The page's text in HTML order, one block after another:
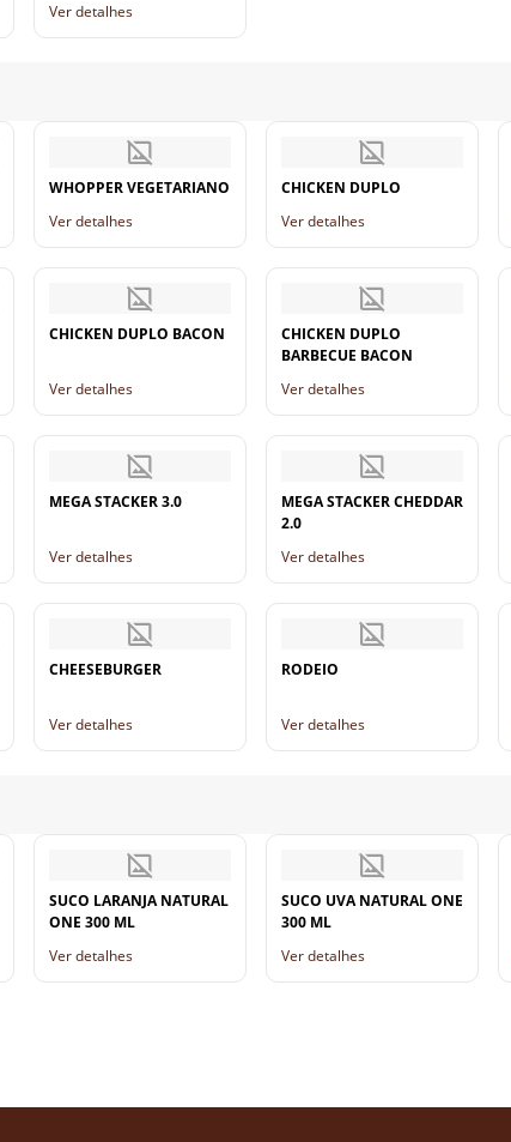
Ver detalhes
WHOPPER VEGETARIANO
Ver detalhes
CHICKEN DUPLO
Ver detalhes
CHICKEN DUPLO BACON
Ver detalhes
CHICKEN DUPLO
BARBECUE BACON
Ver detalhes
MEGA STACKER 3.0
Ver detalhes
MEGA STACKER CHEDDAR
2.0
Ver detalhes
CHEESEBURGER
Ver detalhes
RODEIO
Ver detalhes
SUCO LARANJA NATURAL
ONE 300 ML
Ver detalhes
SUCO UVA NATURAL ONE
300 ML
Ver detalhes